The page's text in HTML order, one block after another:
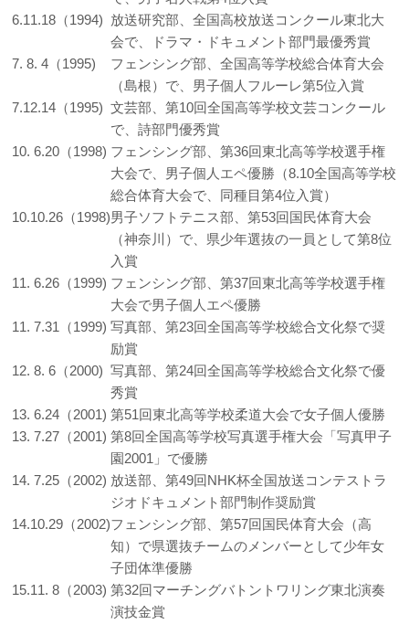
6.11.18（1994) 放送研究部、全国高校放送コンクール東北大
会で、ドラマ・ドキュメント部門最優秀賞
7. 8. 4（1995)
フェンシング部、全国高等学校総合体育大会
（島根）で、男子個人フルーレ第5位入賞
7.12.14（1995) 文芸部、第10回全国高等学校文芸コンクール
で、詩部門優秀賞
10. 6.20（1998) フェンシング部、第36回東北高等学校選手権
大会で、男子個人エペ優勝（8.10全国高等学校
総合体育大会で、同種目第4位入賞）
10.10.26（1998)男子ソフトテニス部、第53回国民体育大会
（神奈川）で、県少年選抜の一員として第8位
入賞
11. 6.26（1999) フェンシング部、第37回東北高等学校選手権
大会で男子個人エペ優勝
11. 7.31（1999) 写真部、第23回全国高等学校総合文化祭で奨
励賞
12. 8. 6（2000) 写真部、第24回全国高等学校総合文化祭で優
秀賞
13. 6.24（2001) 第51回東北高等学校柔道大会で女子個人優勝
13. 7.27（2001) 第8回全国高等学校写真選手権大会「写真甲子
園2001」で優勝
14. 7.25（2002) 放送部、第49回NHK杯全国放送コンテストラ
ジオドキュメント部門制作奨励賞
14.10.29（2002)フェンシング部、第57回国民体育大会（高
知）で県選抜チームのメンバーとして少年女
子団体準優勝
15.11. 8（2003) 第32回マーチングバトントワリング東北演奏
演技金賞